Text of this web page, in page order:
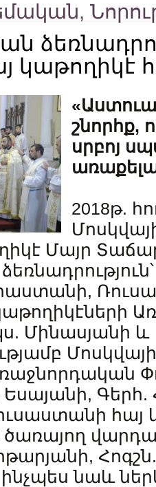
,
կաթողիկէ
շնորհք,
սրբոյ
2018թ.
Մայր
Մինասյանի և
Գերհ.
հայ
ծառայող
Հոգշն.
նաև